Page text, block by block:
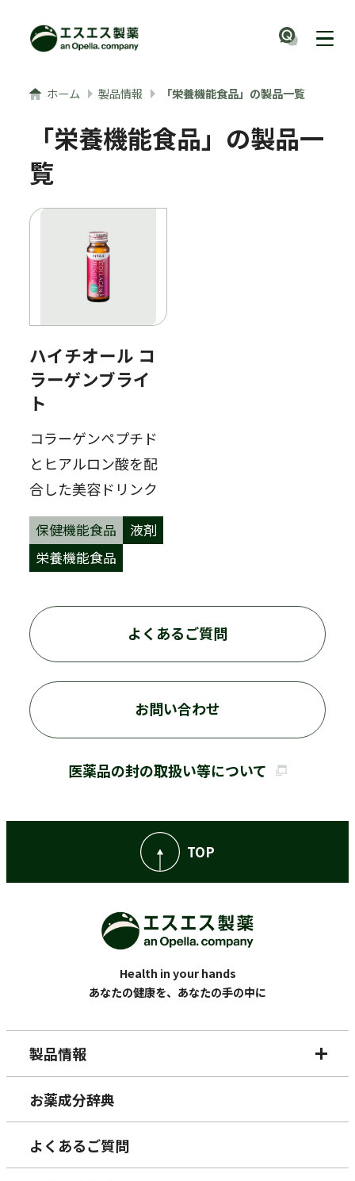
ナビ
ホーム 製品情報 「栄養機能食品」の製品一覧
「栄養機能食品」の製品一
覧
ハイチオール コ
ラーゲンブライ
ト
コラーゲンペプチド
とヒアルロン酸を配
合した美容ドリンク
保健機能食品
液剤
栄養機能食品
よくあるご質問
お問い合わせ
医薬品の封の取扱い等について
TOP
Health in your hands
あなたの健康を、あなたの手の中に
製品情報
お薬成分辞典
よくあるご質問